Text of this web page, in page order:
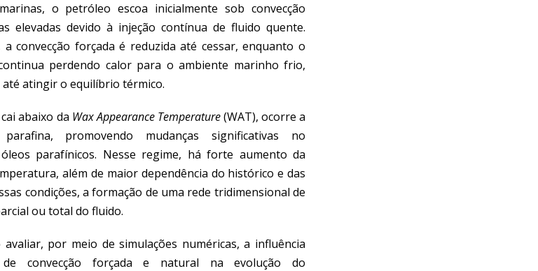
o petróleo escoa inicialmente sob convecção
elevadas devido à injeção contínua de fluido quente.
convecção forçada é reduzida até cessar, enquanto o
perdendo calor para o ambiente marinho frio,
atingir o equilíbrio térmico.
abaixo da Wax Appearance Temperature(WAT), ocorre a
promovendo mudanças significativas no
parafínicos. Nesse regime, há forte aumento da
além de maior dependência do histórico e das
condições, a formação de uma rede tridimensional de
ou total do fluido.
por meio de simulações numéricas, a influência
de convecção forçada e natural na evolução do